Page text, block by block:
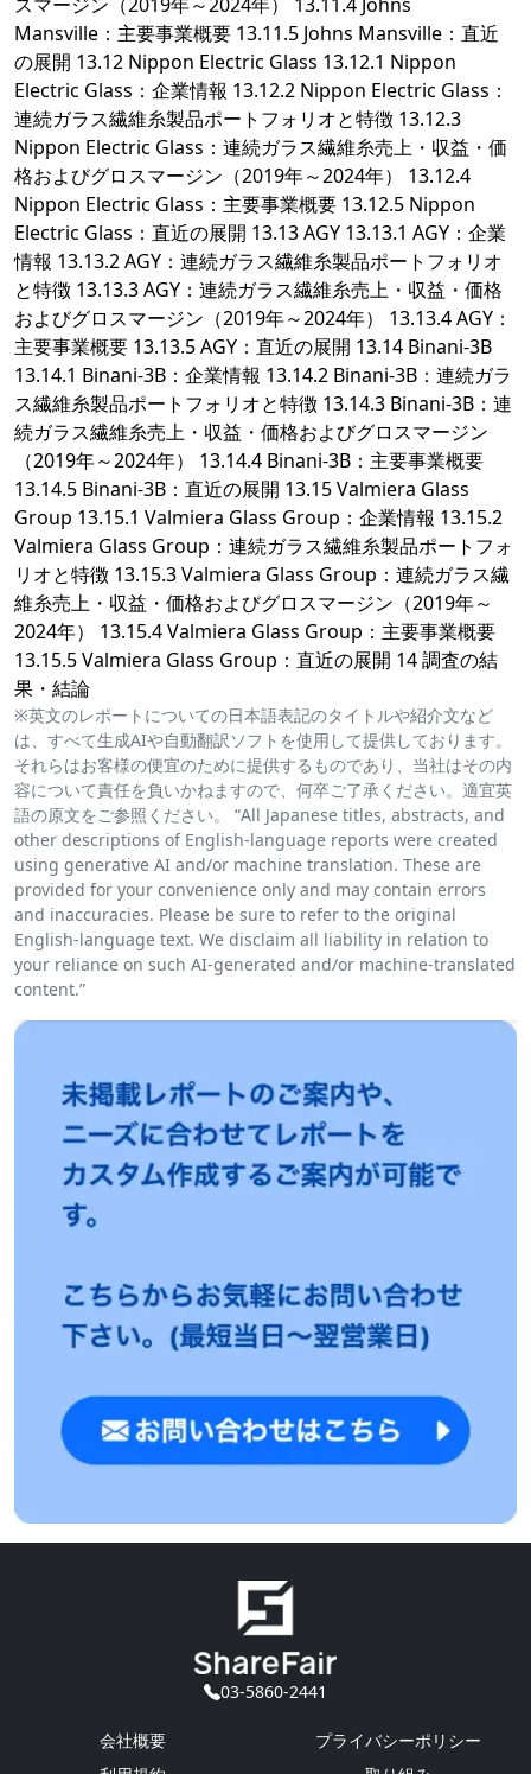
Mansville：主要事業概要 13.11.5 Johns Mansville：直近
の展開 13.12 Nippon Electric Glass 13.12.1 Nippon
Electric Glass：企業情報 13.12.2 Nippon Electric Glass：
連続ガラス繊維糸製品ポートフォリオと特徴 13.12.3
Nippon Electric Glass：連続ガラス繊維糸売上・収益・価
格およびグロスマージン（2019年～2024年） 13.12.4
Nippon Electric Glass：主要事業概要 13.12.5 Nippon
Electric Glass：直近の展開 13.13 AGY 13.13.1 AGY：企業
情報 13.13.2 AGY：連続ガラス繊維糸製品ポートフォリオ
と特徴 13.13.3 AGY：連続ガラス繊維糸売上・収益・価格
およびグロスマージン（2019年～2024年） 13.13.4 AGY：
主要事業概要 13.13.5 AGY：直近の展開 13.14 Binani-3B
13.14.1 Binani-3B：企業情報 13.14.2 Binani-3B：連続ガラ
ス繊維糸製品ポートフォリオと特徴 13.14.3 Binani-3B：連
続ガラス繊維糸売上・収益・価格およびグロスマージン
（2019年～2024年） 13.14.4 Binani-3B：主要事業概要
13.14.5 Binani-3B：直近の展開 13.15 Valmiera Glass
Group 13.15.1 Valmiera Glass Group：企業情報 13.15.2
Valmiera Glass Group：連続ガラス繊維糸製品ポートフォ
リオと特徴 13.15.3 Valmiera Glass Group：連続ガラス繊
維糸売上・収益・価格およびグロスマージン（2019年～
2024年） 13.15.4 Valmiera Glass Group：主要事業概要
13.15.5 Valmiera Glass Group：直近の展開 14 調査の結
果・結論
※英文のレポートについての日本語表記のタイトルや紹介文など
は、すべて生成AIや自動翻訳ソフトを使用して提供しております。
それらはお客様の便宜のために提供するものであり、当社はその内
容について責任を負いかねますので、何卒ご了承ください。適宜英
語の原文をご参照ください。 “All Japanese titles, abstracts, and
other descriptions of English-language reports were created
using generative AI and/or machine translation. These are
provided for your convenience only and may contain errors
and inaccuracies. Please be sure to refer to the original
English-language text. We disclaim all liability in relation to
your reliance on such AI-generated and/or machine-translated
content.”
03-5860-2441
会社概要
プライバシーポリシー